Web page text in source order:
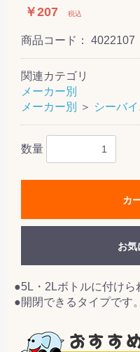
￥207 税込
商品コード： 4022107
関連カテゴリ
メーカー別
メーカー別
＞ シーバ
数量
カ
お気
●5L・2Lボトルに付けら
●開閉できるタイプです。